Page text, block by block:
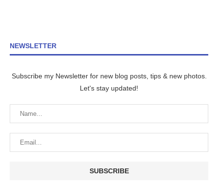
NEWSLETTER
Subscribe my Newsletter for new blog posts, tips & new photos.
Let's stay updated!